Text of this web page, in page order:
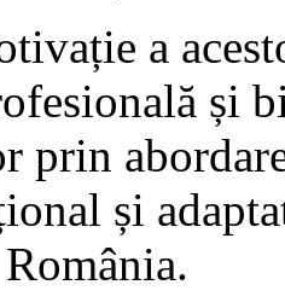
a
și
prin
și